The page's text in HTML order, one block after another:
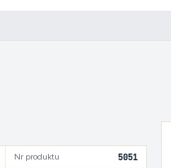
Nr produktu 5051